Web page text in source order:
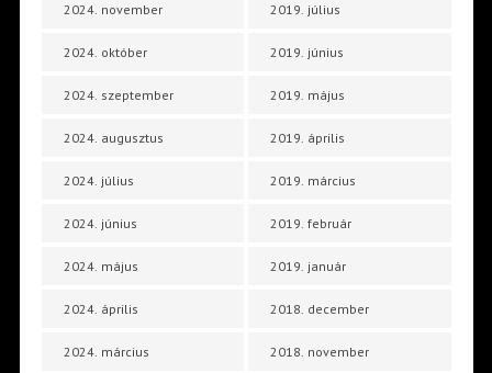
2024. november
2024. október
2024. szeptember
2024. augusztus
2024. július
2024. június
2024. május
2024. április
2024. március
2019. július
2019. június
2019. május
2019. április
2019. március
2019. február
2019. január
2018. december
2018. november